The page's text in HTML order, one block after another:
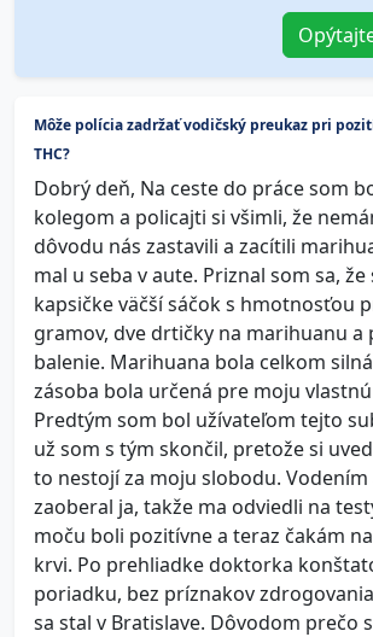
Môže polícia zadržať vodičský preukaz pri
THC?
Dobrý deň, Na ceste do práce som
kolegom a policajti si všimli, že
dôvodu nás zastavili a zacítili
mal u seba v aute. Priznal som sa,
kapsičke väčší sáčok s hmotnosťou
gramov, dve drtičky na marihuanu a
balenie. Marihuana bola celkom
zásoba bola určená pre moju
Predtým som bol užívateľom tejto
už som s tým skončil, pretože si
to nestojí za moju slobodu. Vodením
zaoberal ja, takže ma odviedli na
moču boli pozitívne a teraz čakám
krvi. Po prehliadke doktorka
poriadku, bez príznakov
sa stal v Bratislave. Dôvodom prečo